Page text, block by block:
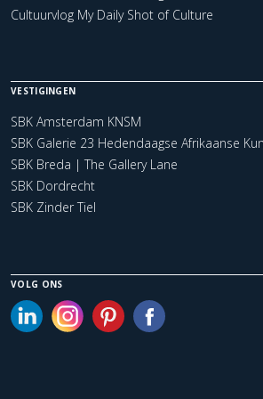
Cultuurvlog My Daily Shot of Culture
VESTIGINGEN
SBK Amsterdam KNSM
SBK Galerie 23 Hedendaagse Afrikaanse
SBK Breda | The Gallery Lane
SBK Dordrecht
SBK Zinder Tiel
VOLG ONS